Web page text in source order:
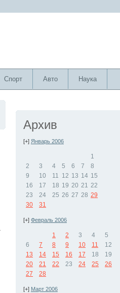
Спорт Авто Наука
Архив
[+] Январь 2006
1
2
3 4 5 6 7
8
9
10 11 12 13 14 15
16
17 18 19 20 21 22
23
24 25 26 27 28 29
30
31
[+] Февраль 2006
1 2 3 4
5
6
7 8 9 10 11
12
13
14 15 16 17 18
19
20
21 22 23 24 25
26
27
28
[+] Март 2006